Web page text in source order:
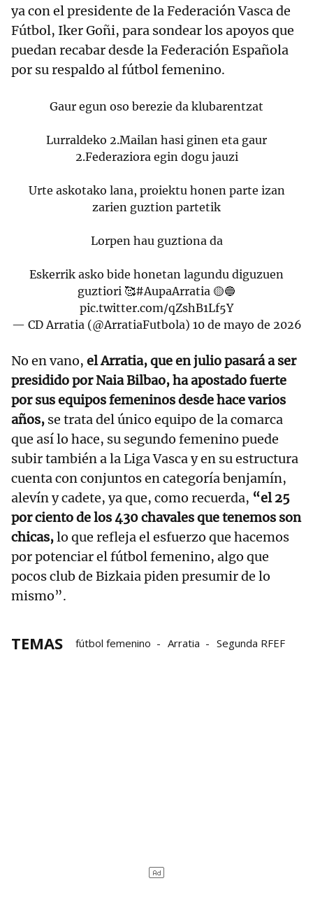
ya con el presidente de la Federación Vasca de
Fútbol, Iker Goñi, para sondear los apoyos que
puedan recabar desde la Federación Española
por su respaldo al fútbol femenino.
Gaur egun oso berezie da klubarentzat
Lurraldeko 2.Mailan hasi ginen eta gaur
2.Federaziora egin dogu jauzi
Urte askotako lana, proiektu honen parte izan
zarien guztion partetik
Lorpen hau guztiona da
Eskerrik asko bide honetan lagundu diguzuen
guztiori 🥰#AupaArratia 🟡🔵
pic.twitter.com/qZshB1Lf5Y
— CD Arratia (@ArratiaFutbola) 10 de mayo de 2026
No en vano, el Arratia, que en julio pasará a ser
presidido por Naia Bilbao, ha apostado fuerte
por sus equipos femeninos desde hace varios
años, se trata del único equipo de la comarca
que así lo hace, su segundo femenino puede
subir también a la Liga Vasca y en su estructura
cuenta con conjuntos en categoría benjamín,
alevín y cadete, ya que, como recuerda, “el 25
por ciento de los 430 chavales que tenemos son
chicas,lo que refleja el esfuerzo que hacemos
por potenciar el fútbol femenino, algo que
pocos club de Bizkaia piden presumir de lo
mismo”.
TEMAS fútbol femenino Arratia Segunda RFEF